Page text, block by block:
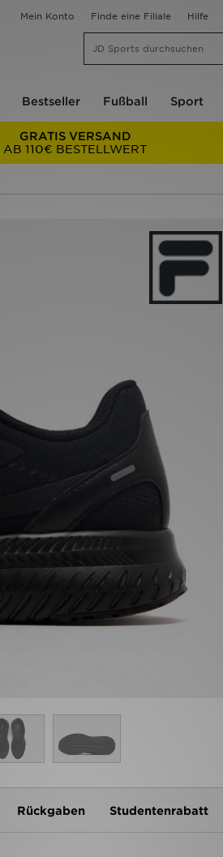
Mein Konto Finde eine Filiale Hilfe
Bestseller Fußball Sport
GRATIS VERSAND
AB 110€ BESTELLWERT
Rückgaben Studentenrabatt